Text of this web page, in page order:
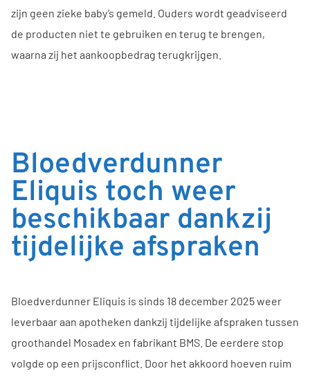
zijn geen zieke baby’s gemeld. Ouders wordt geadviseerd
de producten niet te gebruiken en terug te brengen,
waarna zij het aankoopbedrag terugkrijgen.
Bloedverdunner
Eliquis toch weer
beschikbaar dankzij
tijdelijke afspraken
Bloedverdunner Eliquis is sinds 18 december 2025 weer
leverbaar aan apotheken dankzij tijdelijke afspraken tussen
groothandel Mosadex en fabrikant BMS. De eerdere stop
volgde op een prijsconflict. Door het akkoord hoeven ruim